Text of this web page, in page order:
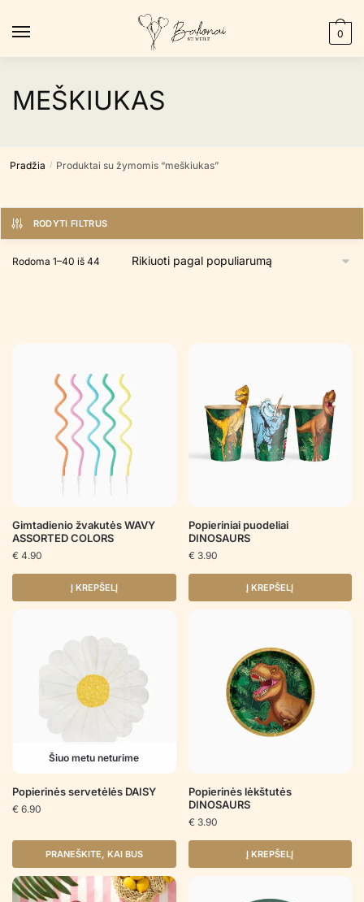
0
MEŠKIUKAS
Pradžia / Produktai su žymomis “meškiukas”
RODYTI FILTRUS
Rodoma 1–40 iš 44 Rūšiuojama
Gimtadienio žvakutės WAVY
ASSORTED COLORS
€ 4.90
Į KREPŠELĮ
Popieriniai puodeliai
DINOSAURS
€ 3.90
Į KREPŠELĮ
Šiuo metu neturime
Popierinės servetėlės DAISY
€ 6.90
PRANEŠKITE, KAI BUS
Popierinės lėkštutės
DINOSAURS
€ 3.90
Į KREPŠELĮ